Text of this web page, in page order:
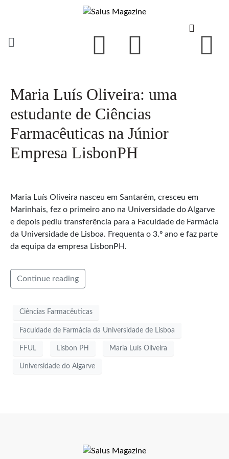
Maria Luís Oliveira: uma
estudante de Ciências
Farmacêuticas na Júnior
Empresa LisbonPH
Maria Luís Oliveira nasceu em Santarém, cresceu em
Marinhais, fez o primeiro ano na Universidade do Algarve
e depois pediu transferência para a Faculdade de Farmácia
da Universidade de Lisboa. Frequenta o 3.º ano e faz parte
da equipa da empresa LisbonPH.
Continue reading
Ciências Farmacêuticas
Faculdade de Farmácia da Universidade de Lisboa
FFUL Lisbon PH Maria Luís Oliveira
Universidade do Algarve